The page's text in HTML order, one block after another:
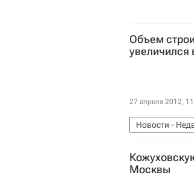
Объем
увеличился
27 апреля 2012,
Новости -
Москвы